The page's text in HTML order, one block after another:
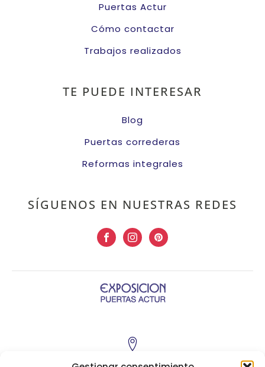
Puertas Actur
Cómo contactar
Trabajos realizados
TE PUEDE INTERESAR
Blog
Puertas correderas
Reformas integrales
SÍGUENOS EN NUESTRAS REDES